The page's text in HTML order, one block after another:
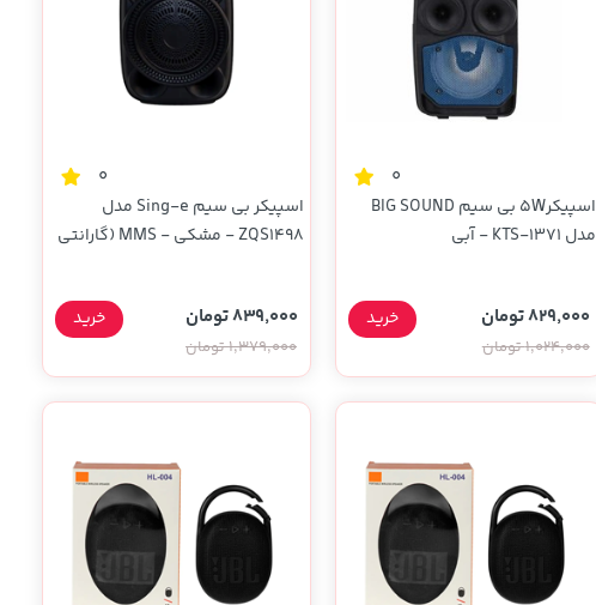
0
اسپیکر5W بی سیم BIG SOUND
مدل KTS-1371 - آبی
829,000 تومان
1,024,000 تومان
خرید
0
اسپیکر بی سیم Sing-e مدل
ZQS1498 - مشکی - MMS (گارانتی
839,000 تومان
1,379,000 تومان
خرید